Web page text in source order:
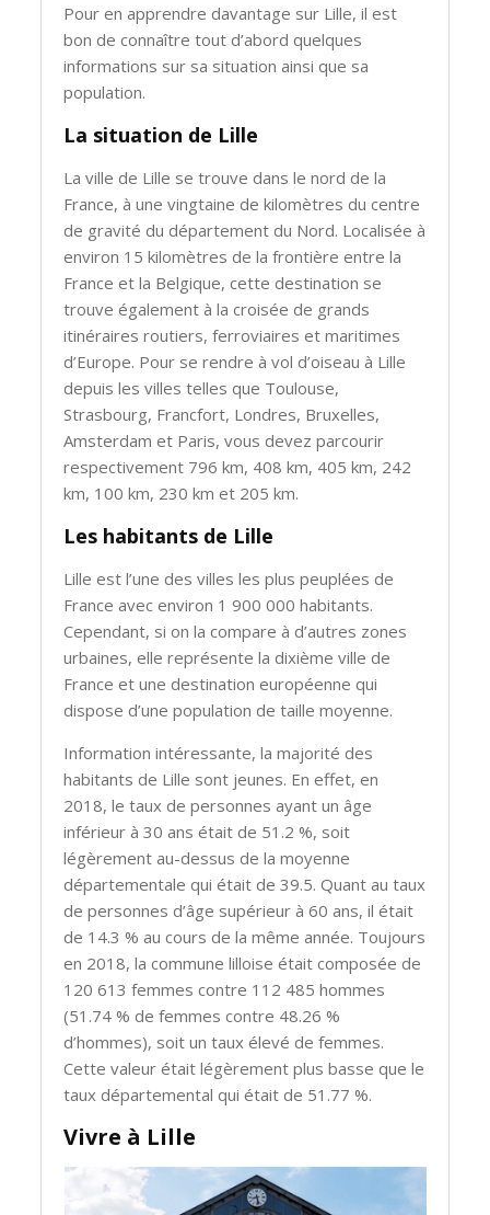
Pour en apprendre davantage sur Lille, il est
bon de connaître tout d’abord quelques
informations sur sa situation ainsi que sa
population.
La situation de Lille
La ville de Lille se trouve dans le nord de la
France, à une vingtaine de kilomètres du centre
de gravité du département du Nord. Localisée à
environ 15 kilomètres de la frontière entre la
France et la Belgique, cette destination se
trouve également à la croisée de grands
itinéraires routiers, ferroviaires et maritimes
d’Europe. Pour se rendre à vol d’oiseau à Lille
depuis les villes telles que Toulouse,
Strasbourg, Francfort, Londres, Bruxelles,
Amsterdam et Paris, vous devez parcourir
respectivement 796 km, 408 km, 405 km, 242
km, 100 km, 230 km et 205 km.
Les habitants de Lille
Lille est l’une des villes les plus peuplées de
France avec environ 1 900 000 habitants.
Cependant, si on la compare à d’autres zones
urbaines, elle représente la dixième ville de
France et une destination européenne qui
dispose d’une population de taille moyenne.
Information intéressante, la majorité des
habitants de Lille sont jeunes. En effet, en
2018, le taux de personnes ayant un âge
inférieur à 30 ans était de 51.2 %, soit
légèrement au-dessus de la moyenne
départementale qui était de 39.5. Quant au taux
de personnes d’âge supérieur à 60 ans, il était
de 14.3 % au cours de la même année. Toujours
en 2018, la commune lilloise était composée de
120 613 femmes contre 112 485 hommes
(51.74 % de femmes contre 48.26 %
d’hommes), soit un taux élevé de femmes.
Cette valeur était légèrement plus basse que le
taux départemental qui était de 51.77 %.
Vivre à Lille